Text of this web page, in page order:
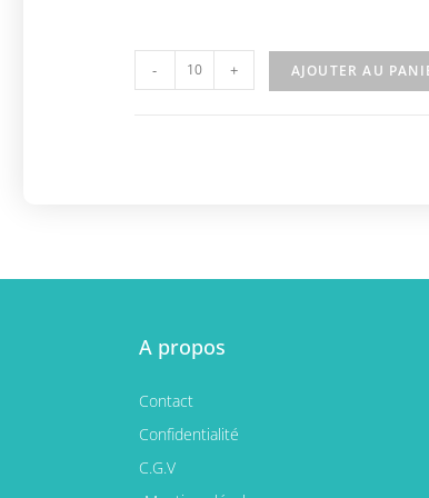
- + AJOUTER AU
A propos
Contact
Confidentialité
C.G.V